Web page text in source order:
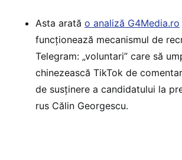
Asta arată o analiză G4Media.ro
funcționează mecanismul de
Telegram: „voluntari” care să
chinezească TikTok de
de susținere a candidatului la
rus Călin Georgescu.